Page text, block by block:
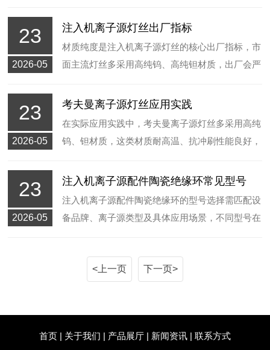
温、耐腐蚀的材质可适配长期高温蒸发作业，有效
延缓配件损耗速度。
23
2026-05
注入机离子源灯丝出厂指标
材质纯度是注入机离子源灯丝的核心出厂指标，市
面主流灯丝多采用高纯钨、高纯钽材质，出厂会严
高温和抗冲刷能力，适配长时间连续作业场景。
23
2026-05
考夫曼离子源灯丝应用实践
在实际应用实践中，考夫曼离子源灯丝多采用高纯
钨、钽材质，这类材质耐高温、抗冲刷性能良好，
压、束流参数合理调节工作电流，避免长时间超负
荷运行，降低灯丝损耗速度，延长部件使用周期。
23
2026-05
注入机离子源配件陶瓷绝缘环常见型号
注入机离子源配件陶瓷绝缘环的型号选择需匹配设
备品牌、离子源类型及具体应用场景，不同型号在
<上一页 下一页>
首页 | 关于我们 | 产品展厅 | 新闻资讯 | 联系方式